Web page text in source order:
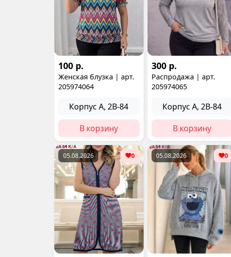
100 р.
Женская блузка | арт.
205974064
Корпус А, 2В-84
В корзину
300 р.
Распродажа | арт.
205974065
Корпус А, 2В-84
В корзину
05.08.2026 0 05.08.2026 0